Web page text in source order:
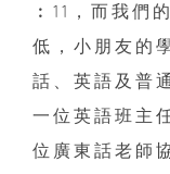
︰11，而我們
低，小朋友的
話、英語及普
一位英語班主
位廣東話老師